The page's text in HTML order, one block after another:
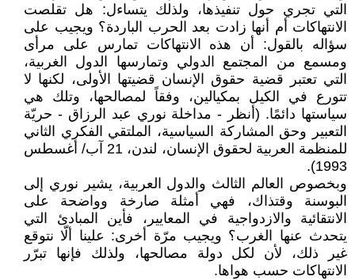
التي تجري حول تنفيذها، ولذلك يتساءل: هل تقلصت
الانتهاكات أم أنها زادت بعد الحرب الباردة؟ ويجيب على
سؤاله بالقول: أن هذه الانتهاكات تمارس على مرأى
ومسمع من المجتمع الدولي وتمارسها الدول الغربية،
التي تعتبر قضية حقوق الإنسان قضيتها الأولى، لكنها لا
تتورع في الكيل بمكيالين، وفقاً لمصالحها، وتلك هي
سياستها دائمًا. (أنظر - مداخلة نوري عبد الرزاق - حريّة
التعبير وحق المشاركة السياسية، الملتقي الفكري الثاني
للمنظمة العربية لحقوق الإنسان، لندن، 21 آب/ أغسطس
1993).
وبخصوص العالم الثالث والدول العربية، يشير نوري إلى
البوسنة وقتذاك، فهي أمثلة صارخة وواضحة على
الانتقائية والازدواجية في المعايير، فأين المبادئ التي
يتحدث عنها الغرب؟ ويجيب مرّة أخرى: علينا ألّا نتوقع
غير ذلك، لأن لكل دولة مصالحها، ولذلك فإنها تبرّر
الانتهاكات حسب هواها.